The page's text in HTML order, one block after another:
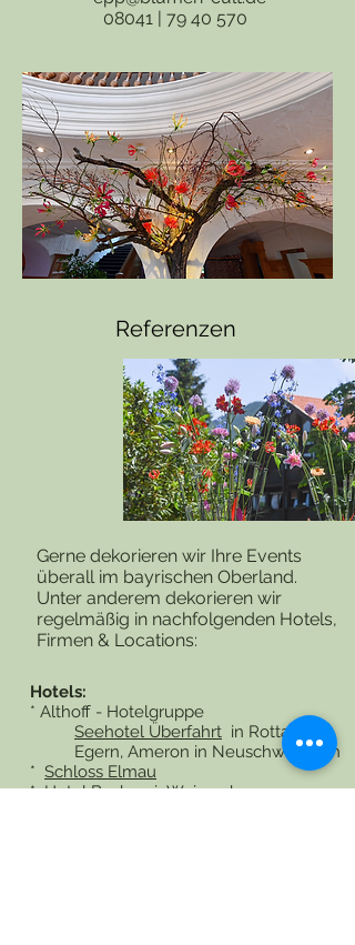
08041 | 79 40 570
Referenzen
Gerne dekorieren wir Ihre Events
überall im bayrischen Oberland.
Unter anderem dekorieren wir
regelmäßig in nachfolgenden Hotels,
Firmen & Locations:
Hotels:
* Althoff - Hotelgruppe
Seehotel Überfahrt in Rottach-
Egern, Ameron in Neuschwanstein
* Schloss Elmau
*Hotel Bachmair Weissach